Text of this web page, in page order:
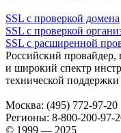
SSL с проверкой домена
SSL с проверкой
SSL с расширенной
Российский
и широкий спектр
технической поддержки
Москва: (495) 772-97-20
Регионы: 8-800-200-97-
© 1999 — 2025